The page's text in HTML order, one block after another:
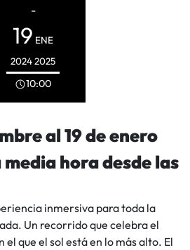
-
19 ENE
20242025
10:00
al 19 de enero
media hora desde las
inmersiva para toda la
Un recorrido que celebra el
que el sol está en lo más alto. El